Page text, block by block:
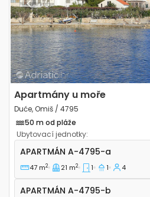
Previous
Apartmány u moře
Duće, Omiš / 4795
50 m od pláže
Ubytovací jednotky:
Jednopokojový apartmán
APARTMÁN A-4795-a
47 m2 21 m2 1 1 4
Apartmán A-4795-b
APARTMÁN A-4795-b